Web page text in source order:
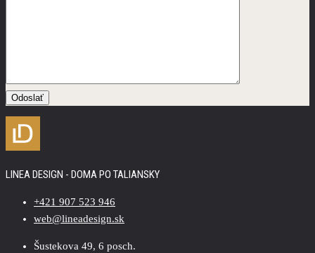
LINEA DESIGN - DOMA PO TALIANSKY
+421 907 523 946
web@lineadesign.sk
Šustekova 49, 6 posch.